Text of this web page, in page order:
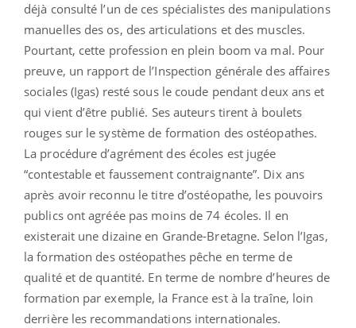
déjà consulté l’un de ces spécialistes des manipulations
manuelles des os, des articulations et des muscles.
Pourtant, cette profession en plein boom va mal. Pour
preuve, un rapport de l’Inspection générale des affaires
sociales (Igas) resté sous le coude pendant deux ans et
qui vient d’être publié. Ses auteurs tirent à boulets
rouges sur le système de formation des ostéopathes.
La procédure d’agrément des écoles est jugée
“contestable et faussement contraignante”. Dix ans
après avoir reconnu le titre d’ostéopathe, les pouvoirs
publics ont agréée pas moins de 74 écoles. Il en
existerait une dizaine en Grande-Bretagne. Selon l’Igas,
la formation des ostéopathes pêche en terme de
qualité et de quantité. En terme de nombre d’heures de
formation par exemple, la France est à la traîne, loin
derrière les recommandations internationales.